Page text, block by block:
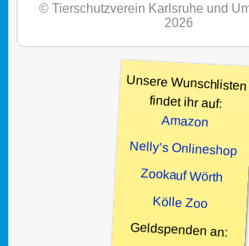
© Tierschutzverein Karlsruhe und
2026
Unsere Wunschlisten
findet ihr auf:
Amazon
Nelly’s Onlineshop
Zookauf Wörth
Kölle Zoo
Geldspenden an: